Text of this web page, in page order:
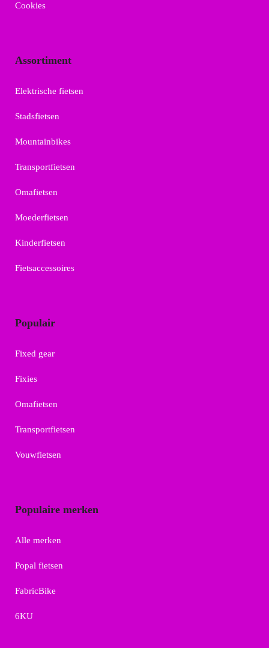
Cookies
Assortiment
Elektrische fietsen
Stadsfietsen
Mountainbikes
Transportfietsen
Omafietsen
Moederfietsen
Kinderfietsen
Fietsaccessoires
Populair
Fixed gear
Fixies
Omafietsen
Transportfietsen
Vouwfietsen
Populaire merken
Alle merken
Popal fietsen
FabricBike
6KU